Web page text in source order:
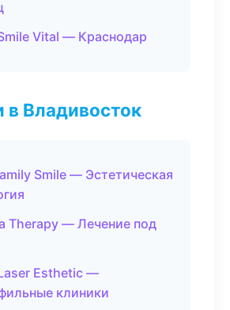
Vital — Краснодар
в Владивосток
Smile — Эстетическая
Therapy — Лечение под
Esthetic —
клиники